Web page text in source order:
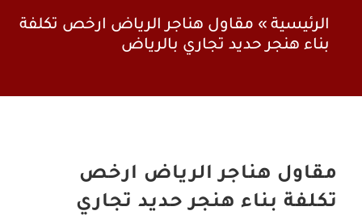
سواتر
أعمالنا
الرئيسية » مقاول هناجر الرياض ارخص تكلفة
بناء هنجر حديد تجاري بالرياض
مقاول هناجر الرياض ارخص
تكلفة بناء هنجر حديد تجاري